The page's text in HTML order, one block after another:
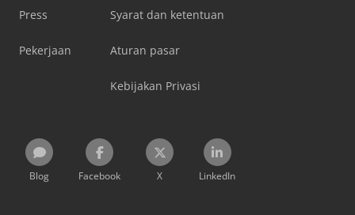
Press
Pekerjaan
Syarat dan ketentuan
Aturan pasar
Kebijakan Privasi
Blog Facebook X LinkedIn